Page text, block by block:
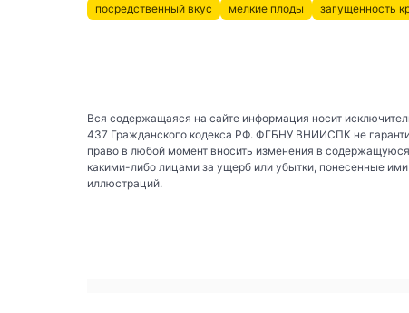
посредственный вкус
мелкие плоды загущенность
Вся содержащаяся на сайте информация носит
437 Гражданского кодекса РФ. ФГБНУ ВНИИСПК не
право в любой момент вносить изменения в
какими-либо лицами за ущерб или убытки, понесенные
иллюстраций.